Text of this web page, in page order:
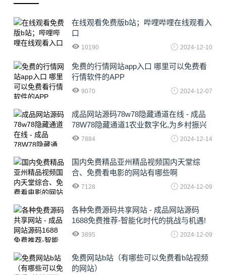
在线观看免费版b站；哔哩哔哩在线观看入
口
10190 2024-12-10
免费的行情网站app入口 哪里可以免费看
行情软件的APP
9070 2024-12-07
成品网站源码78w78隐藏通道在线 - 成品
78W78隐藏通道1农业数字化,为乡村振兴
注入新动力
7884 2024-12-14
国内免费精品亚州精品视频国内天堂综
合、免费看电影的网站有哪些啊
7128 2024-12-09
各种免费源码共享网站 - 成品网站源码
1688免费推荐-智能化时代的挑战与机遇!
3895 2024-12-09
免费网站b站（有哪些可以免费看b站视频
的网站）